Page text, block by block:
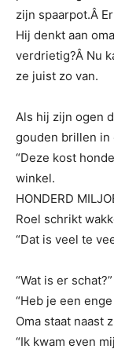
zijn spaarpot.Â
Hij denkt aan
verdrietig?Â Nu
ze juist zo van.
Als hij zijn ogen
gouden brillen in
“Deze kost
winkel.
HONDERD
Roel schrikt
“Dat is veel te
“Wat is er
“Heb je een
Oma staat naast
“Ik kwam even